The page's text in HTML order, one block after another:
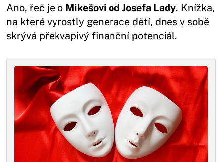
Ano, řeč je o Mikešovi od Josefa Lady. Knížka,
na které vyrostly generace dětí, dnes v sobě
skrývá překvapivý finanční potenciál.